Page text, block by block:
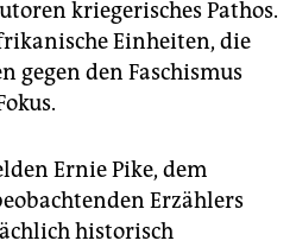
kriegerisches Pathos.
Einheiten, die
gegen den Faschismus
Ernie Pike, dem
Erzählers
historisch